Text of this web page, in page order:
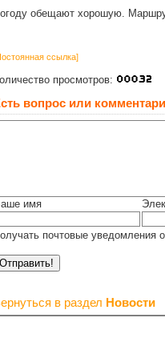
обещают хорошую.
ссылка]
просмотров:
вопрос или
имя
почтовые уведомления
в раздел Новости